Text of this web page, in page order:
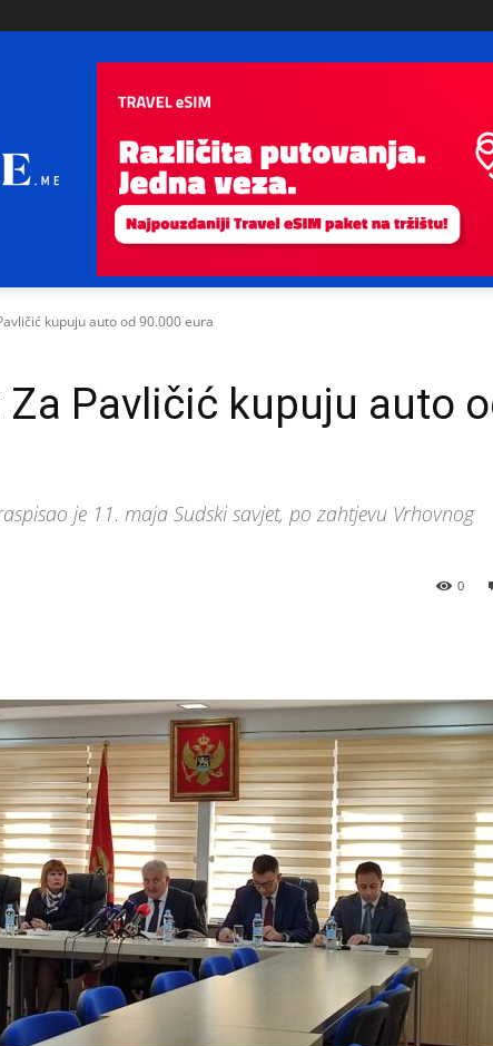
kupuju auto od 90.000 eura
Pavličić kupuju auto
je 11. maja Sudski savjet, po zahtjevu Vrhovnog
0